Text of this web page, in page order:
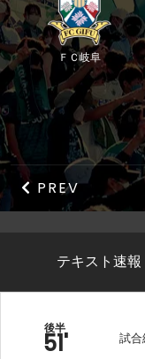
ＦＣ岐阜
PREV
テキスト速報
後半
51' 試